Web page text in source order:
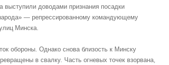
выступили доводами признания посадки
— репрессированному командующему
Минска.
обороны. Однако снова близость к Минску
в свалку. Часть огневых точек взорвана,